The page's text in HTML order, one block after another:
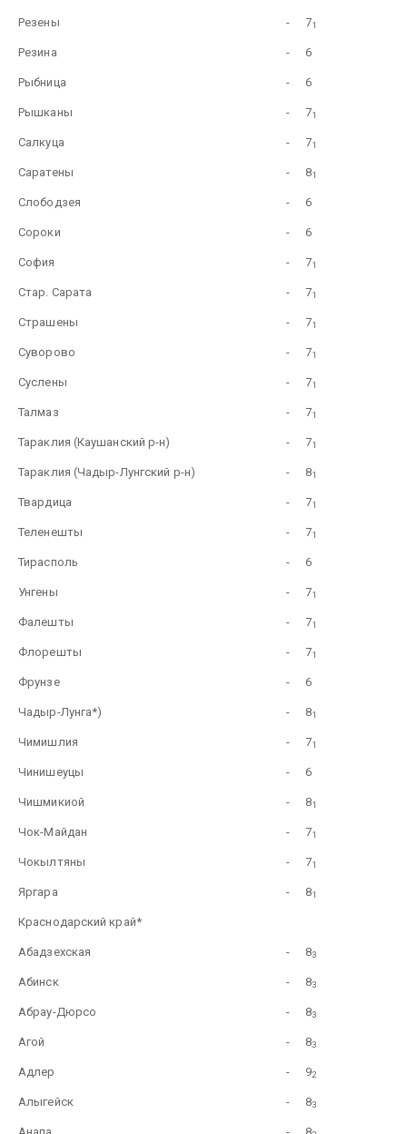
Резены - 71
Резина - 6
Рыбница - 6
Рышканы - 71
Салкуца - 71
Саратены - 81
Слободзея - 6
Сороки - 6
София - 71
Стар. Сарата - 71
Страшены - 71
Суворово - 71
Суслены - 71
Талмаз - 71
Тараклия (Каушанский р-н) - 71
Тараклия (Чадыр-Лунгский р-н) - 81
Твардица - 71
Теленешты - 71
Тирасполь - 6
Унгены - 71
Фалешты - 71
Флорешты - 71
Фрунзе - 6
Чадыр-Лунга*) - 81
Чимишлия - 71
Чинишеуцы - 6
Чишмикиой - 81
Чок-Майдан - 71
Чокылтяны - 71
Яргара - 81
Краснодарский край*
Абадзехская - 83
Абинск - 83
Абрау-Дюрсо - 83
Агой - 83
Адлер - 92
Алыгейск - 83
Анапа - 8